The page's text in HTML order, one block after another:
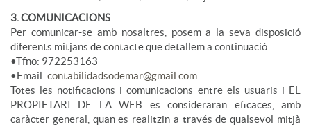
3. COMUNICACIONS
Per comunicar-se amb nosaltres, posem a la seva disposició
diferents mitjans de contacte que detallem a continuació:
•Tfno: 972253163
•Email: contabilidadsodemar@gmail.com
Totes les notificacions i comunicacions entre els usuaris i EL
PROPIETARI DE LA WEB es consideraran eficaces, amb
caràcter general, quan es realitzin a través de qualsevol mitjà